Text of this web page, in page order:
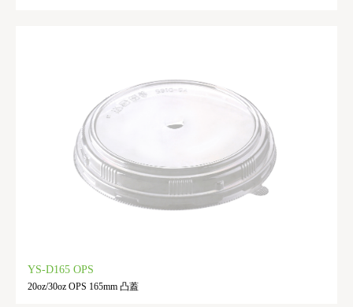
YS-D165 OPS
20oz/30oz OPS 165mm 凸蓋